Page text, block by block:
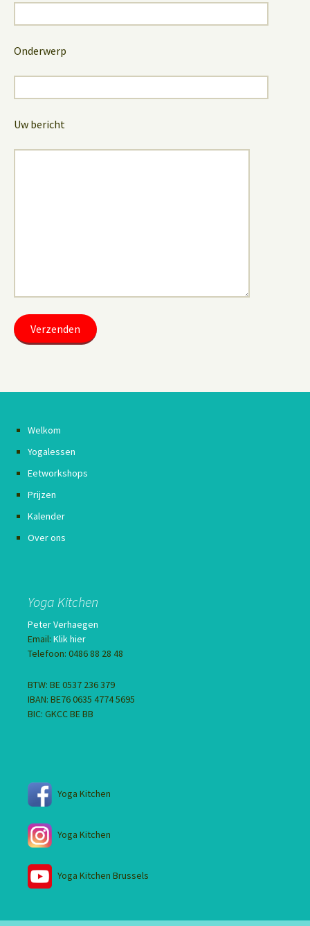
Onderwerp
Uw bericht
Welkom
Yogalessen
Eetworkshops
Prijzen
Kalender
Over ons
Yoga Kitchen
Peter Verhaegen
Email: Klik hier
Telefoon: 0486 88 28 48
BTW: BE 0537 236 379
IBAN: BE76 0635 4774 5695
BIC: GKCC BE BB
Yoga Kitchen
Yoga Kitchen
Yoga Kitchen Brussels